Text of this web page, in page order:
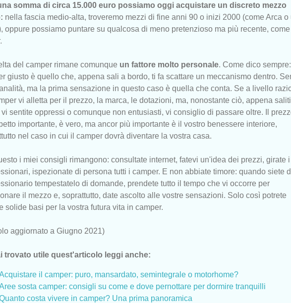
somma di circa 15.000 euro possiamo oggi acquistare un discreto mezzo
nella fascia medio-alta, troveremo mezzi di fine anni 90 o inizi 2000 (come Arca o
oppure possiamo puntare su qualcosa di meno pretenzioso ma più recente, come
del camper rimane comunque un fattore molto personale. Come dico sempre:
giusto è quello che, appena sali a bordo, ti fa scattare un meccanismo dentro.
ma la prima sensazione in questo caso è quella che conta. Se a livello
vi alletta per il prezzo, la marca, le dotazioni, ma, nonostante ciò, appena
vi sentite oppressi o comunque non entusiasti, vi consiglio di passare oltre. Il
importante, è vero, ma ancor più importante è il vostro benessere interiore,
nel caso in cui il camper dovrà diventare la vostra casa.
i miei consigli rimangono: consultate internet, fatevi un'idea dei prezzi, girate i
ispezionate di persona tutti i camper. E non abbiate timore: quando siete
tempestatelo di domande, prendete tutto il tempo che vi occorre per
il mezzo e, soprattutto, date ascolto alle vostre sensazioni. Solo così potrete
solide basi per la vostra futura vita in camper.
aggiornato a Giugno 2021)
trovato utile quest'articolo leggi anche:
il camper: puro, mansardato, semintegrale o motorhome?
sosta camper: consigli su come e dove pernottare per dormire tranquilli
costa vivere in camper? Una prima panoramica